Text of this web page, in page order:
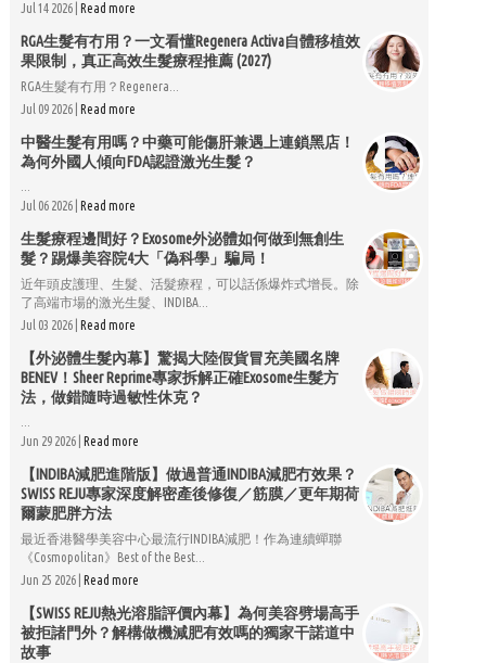
Jul 14 2026 | Read more
RGA生髮有冇用？一文看懂Regenera Activa自體移植效
果限制，真正高效生髮療程推薦 (2027)
RGA生髮有冇用？Regenera...
Jul 09 2026 | Read more
中醫生髮有用嗎？中藥可能傷肝兼遇上連鎖黑店！
為何外國人傾向FDA認證激光生髮？
Jul 06 2026 | Read more
生髮療程邊間好？Exosome外泌體如何做到無創生
髮？踢爆美容院4大「偽科學」騙局！
近年頭皮護理、生髮、活髮療程，可以話係爆炸式增長。除
了高端市場的激光生髮、INDIBA...
Jul 03 2026 | Read more
【外泌體生髮內幕】驚揭大陸假貨冒充美國名牌
BENEV！Sheer Reprime專家拆解正確Exosome生髮方
法，做錯隨時過敏性休克？
Jun 29 2026 | Read more
【INDIBA減肥進階版】做過普通INDIBA減肥冇效果？
SWISS REJU專家深度解密產後修復／筋膜／更年期荷
爾蒙肥胖方法
最近香港醫學美容中心最流行INDIBA減肥！作為連續蟬聯
《Cosmopolitan》Best of the Best...
Jun 25 2026 | Read more
【SWISS REJU熱光溶脂評價內幕】為何美容劈場高手
被拒諸門外？解構做機減肥有效嗎的獨家干諾道中
故事